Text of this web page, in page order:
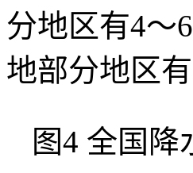
分地区有4～
地部分地区
图4 全国